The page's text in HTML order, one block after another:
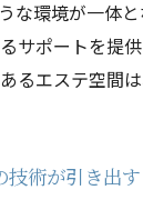
な環境が一体
サポートを提
るエステ空間
技術が引き出